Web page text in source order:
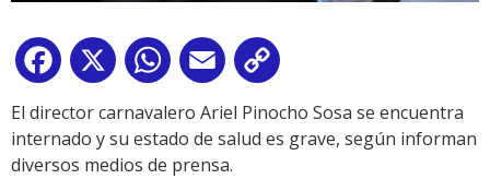
Facebook
X WhatsApp
Email
Link
El director carnavalero Ariel Pinocho Sosa se encuentra
internado y su estado de salud es grave, según informan
diversos medios de prensa.